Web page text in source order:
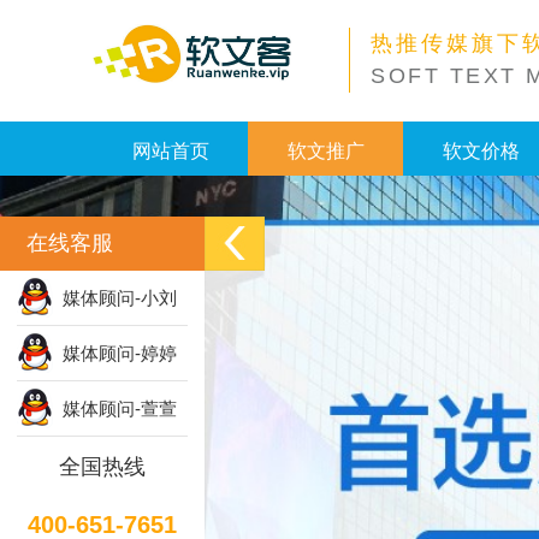
热推传媒旗下
SOFT TEXT
网站首页 软文推广 软文价格
在线客服
媒体顾问-小刘
媒体顾问-婷婷
媒体顾问-萱萱
全国热线
400-651-7651